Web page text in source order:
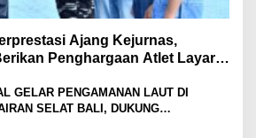
Ajang Kejurnas,
Penghargaan Atlet Layar
GELAR PENGAMANAN LAUT DI
SELAT BALI, DUKUNG